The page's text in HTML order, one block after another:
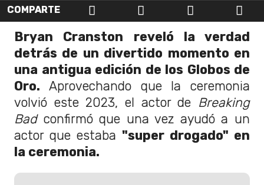
COMPARTE
Bryan Cranston reveló la verdad
detrás de un divertido momento en
una antigua edición de los Globos de
Oro. Aprovechando que la ceremonia
volvió este 2023, el actor de Breaking
Bad confirmó que una vez ayudó a un
actor que estaba "super drogado" en
la ceremonia.